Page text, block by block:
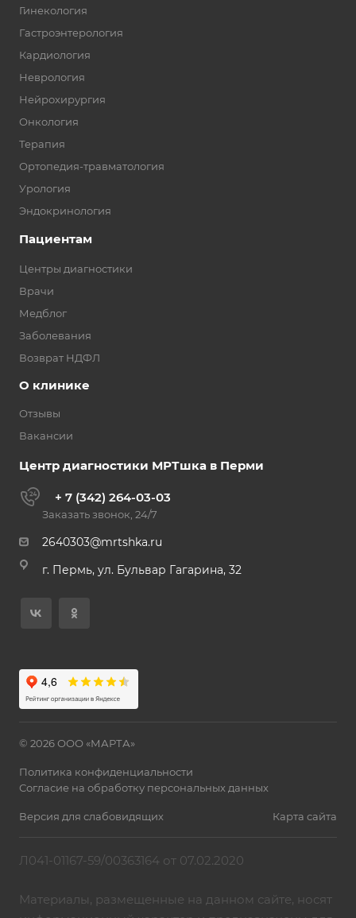
Гинекология
Гастроэнтерология
Кардиология
Неврология
Нейрохирургия
Онкология
Терапия
Ортопедия-травматология
Урология
Эндокринология
Пациентам
Центры диагностики
Врачи
Медблог
Заболевания
Возврат НДФЛ
О клинике
Отзывы
Вакансии
Центр диагностики МРТшка в Перми
+ 7 (342) 264-03-03
Заказать звонок, 24/7
2640303@mrtshka.ru
г. Пермь, ул. Бульвар Гагарина, 32
© 2026 ООО «МАРТА»
Политика конфиденциальности
Согласие на обработку персональных данных
Версия для слабовидящих Карта сайта
Л041-01167-59/00363164 от 07.02.2020
Материалы, размещенные на данном сайте, носят